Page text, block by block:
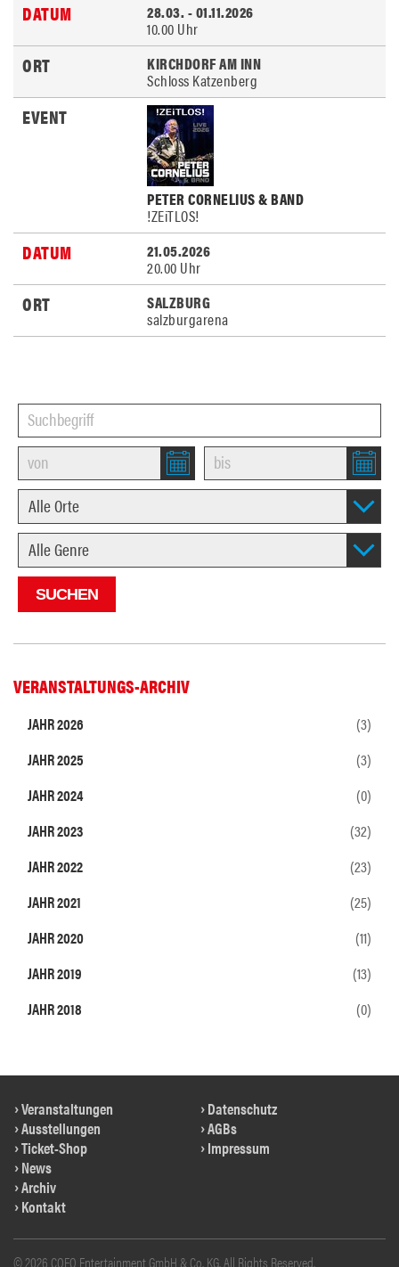
28.03. - 01.11.2026
10.00 Uhr
KIRCHDORF AM INN
Schloss Katzenberg
PETER CORNELIUS & BAND
!ZEiTLOS!
21.05.2026
20.00 Uhr
SALZBURG
salzburgarena
VERANSTALTUNGS-ARCHIV
JAHR 2026
(3)
JAHR 2025
(3)
JAHR 2024
(0)
JAHR 2023
(32)
JAHR 2022
(23)
JAHR 2021
(25)
JAHR 2020
(11)
JAHR 2019
(13)
JAHR 2018
(0)
Veranstaltungen
Ausstellungen
Ticket-Shop
News
Archiv
Kontakt
Datenschutz
AGBs
Impressum
© 2026 COFO Entertainment GmbH & Co. KG. All Rights Reserved.